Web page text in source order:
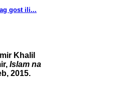
gost ili...
Khalil
Islam na
2015.